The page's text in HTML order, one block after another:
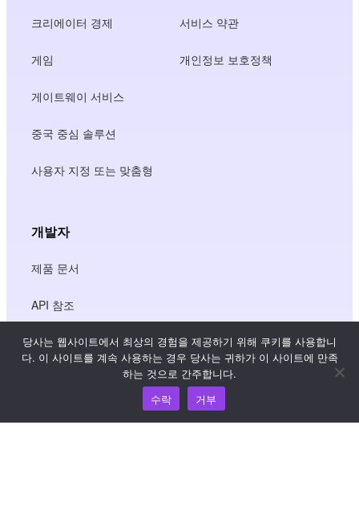
크리에이터 경제
게임
게이트웨이 서비스
중국 중심 솔루션
사용자 지정 또는 맞춤형
서비스 약관
개인정보 보호정책
개발자
제품 문서
API 참조
JS SDK 참조
당사는 웹사이트에서 최상의 경험을 제공하기 위해 쿠키를 사용합니
다. 이 사이트를 계속 사용하는 경우 당사는 귀하가 이 사이트에 만족
하는 것으로 간주합니다.
수락
거부